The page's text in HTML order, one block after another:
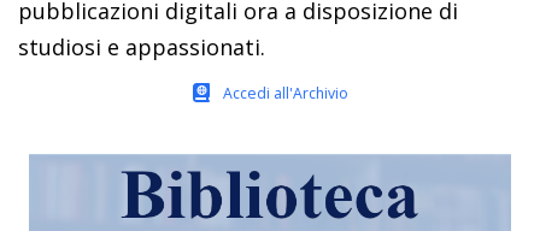
pubblicazioni digitali ora a disposizione di
studiosi e appassionati.
Accedi all'Archivio